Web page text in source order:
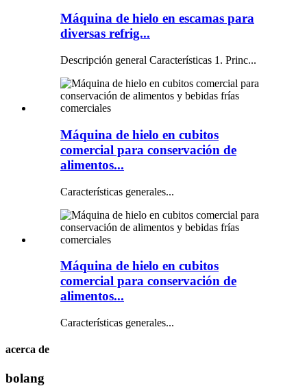
Máquina de hielo en escamas para
diversas refrig...
Descripción general Características 1. Princ...
Máquina de hielo en cubitos
comercial para conservación de
alimentos...
Características generales...
Máquina de hielo en cubitos
comercial para conservación de
alimentos...
Características generales...
acerca de
bolang